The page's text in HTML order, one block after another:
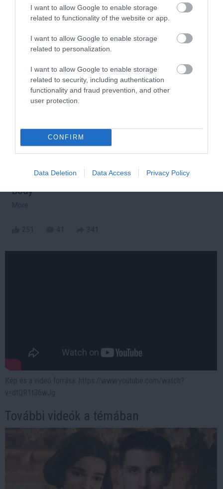
I want to allow Google to enable storage
related to functionality of the website or app.
I want to allow Google to enable storage
related to personalization.
I want to allow Google to enable storage
related to security, including authentication
functionality and fraud prevention, and other
user protection.
CONFIRM
Data Deletion Data Access Privacy Policy
3 h 35 min
Body
More
További videók a témában